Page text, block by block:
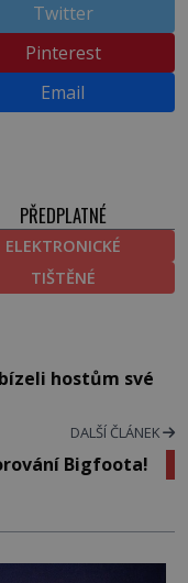
Twitter
Pinterest
Email
PŘEDPLATNÉ
ELEKTRONICKÉ
TIŠTĚNÉ
hostům své
DALŠÍ ČLÁNEK
Bigfoota!